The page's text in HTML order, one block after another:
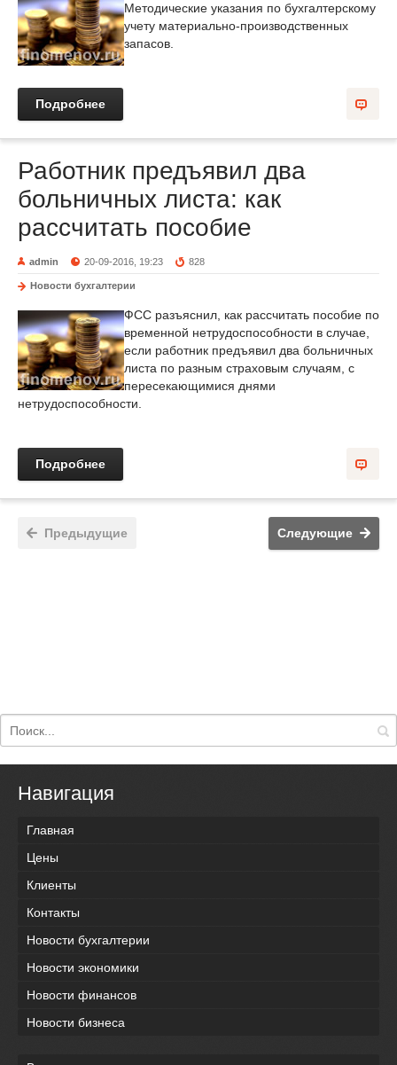
Методические указания по бухгалтерскому
учету материально-производственных
запасов.
Подробнее
Работник предъявил два
больничных листа: как
рассчитать пособие
admin 20-09-2016, 19:23 828
Новости бухгалтерии
ФСС разъяснил, как рассчитать пособие по
временной нетрудоспособности в случае,
если работник предъявил два больничных
листа по разным страховым случаям, с
пересекающимися днями
нетрудоспособности.
Подробнее
Предыдущие Следующие
Навигация
Главная
Цены
Клиенты
Контакты
Новости бухгалтерии
Новости экономики
Новости финансов
Новости бизнеса